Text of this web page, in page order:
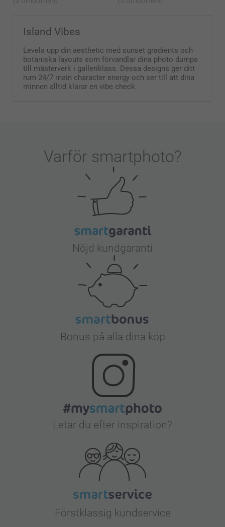
Island Vibes
Levela upp din aesthetic med sunset gradients och
botaniska layouts som förvandlar dina photo dumps
till mästerverk i galleriklass. Dessa designs ger ditt
rum 24/7 main character energy och ser till att dina
minnen alltid klarar en vibe check.
Varför smartphoto?
Nöjd kundgaranti
Bonus på alla dina köp
Letar du efter inspiration?
Förstklassig kundservice